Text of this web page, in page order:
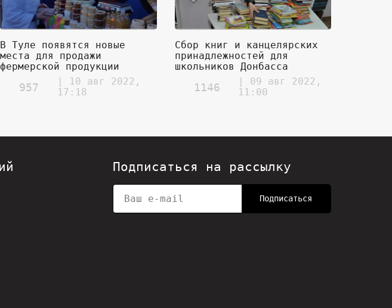
В Туле появятся новые
места для продажи
фермерской продукции
957
| 10 авг 2022,
17:18
Сбор книг и канцелярских
принадлежностей для
школьников Донбасса
1146
| 09 авг 2022,
11:00
Подписаться на рассылку
Подписаться